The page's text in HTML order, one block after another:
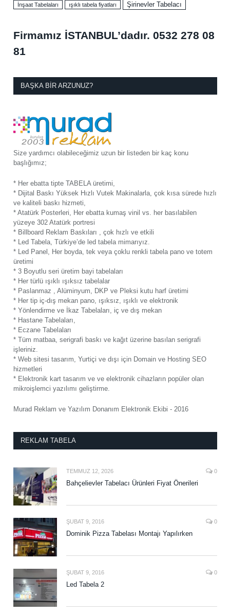
İnşaat Tabelaları ışıklı tabela fiyatları Şirinevler Tabelacı
Firmamız İSTANBUL’dadır. 0532 278 08
81
BAŞKA BIR ARZUNUZ?
Size yardımcı olabileceğimiz uzun bir listeden bir kaç konu
başlığımız;
* Her ebatta tipte TABELA üretimi,
* Dijital Baskı Yüksek Hızlı Vutek Makinalarla, çok kısa sürede hızlı
ve kaliteli baskı hizmeti,
* Atatürk Posterleri, Her ebatta kumaş vinil vs. her basılabilen
yüzeye 302 Atatürk portresi
* Billboard Reklam Baskıları , çok hızlı ve etkili
* Led Tabela, Türkiye’de led tabela mimarıyız.
* Led Panel, Her boyda, tek veya çoklu renkli tabela pano ve totem
üretimi
* 3 Boyutlu seri üretim bayi tabelaları
* Her türlü ışıklı ışıksız tabelalar
* Paslanmaz , Alüminyum, DKP ve Pleksi kutu harf üretimi
* Her tip iç-dış mekan pano, ışıksız, ışıklı ve elektronik
* Yönlendirme ve İkaz Tabelaları, iç ve dış mekan
* Hastane Tabelaları,
* Eczane Tabelaları
* Tüm matbaa, serigrafi baskı ve kağıt üzerine basılan serigrafi
işleriniz.
* Web sitesi tasarım, Yurtiçi ve dışı için Domain ve Hosting SEO
hizmetleri
* Elektronik kart tasarım ve ve elektronik cihazların popüler olan
mikroişlemci yazılımı geliştirme.
Murad Reklam ve Yazılım Donanım Elektronik Ekibi - 2016
REKLAM TABELA
TEMMUZ 12, 2026 0
Bahçelievler Tabelacı Ürünleri Fiyat Önerileri
ŞUBAT 9, 2016 0
Dominik Pizza Tabelası Montajı Yapılırken
ŞUBAT 9, 2016 0
Led Tabela 2